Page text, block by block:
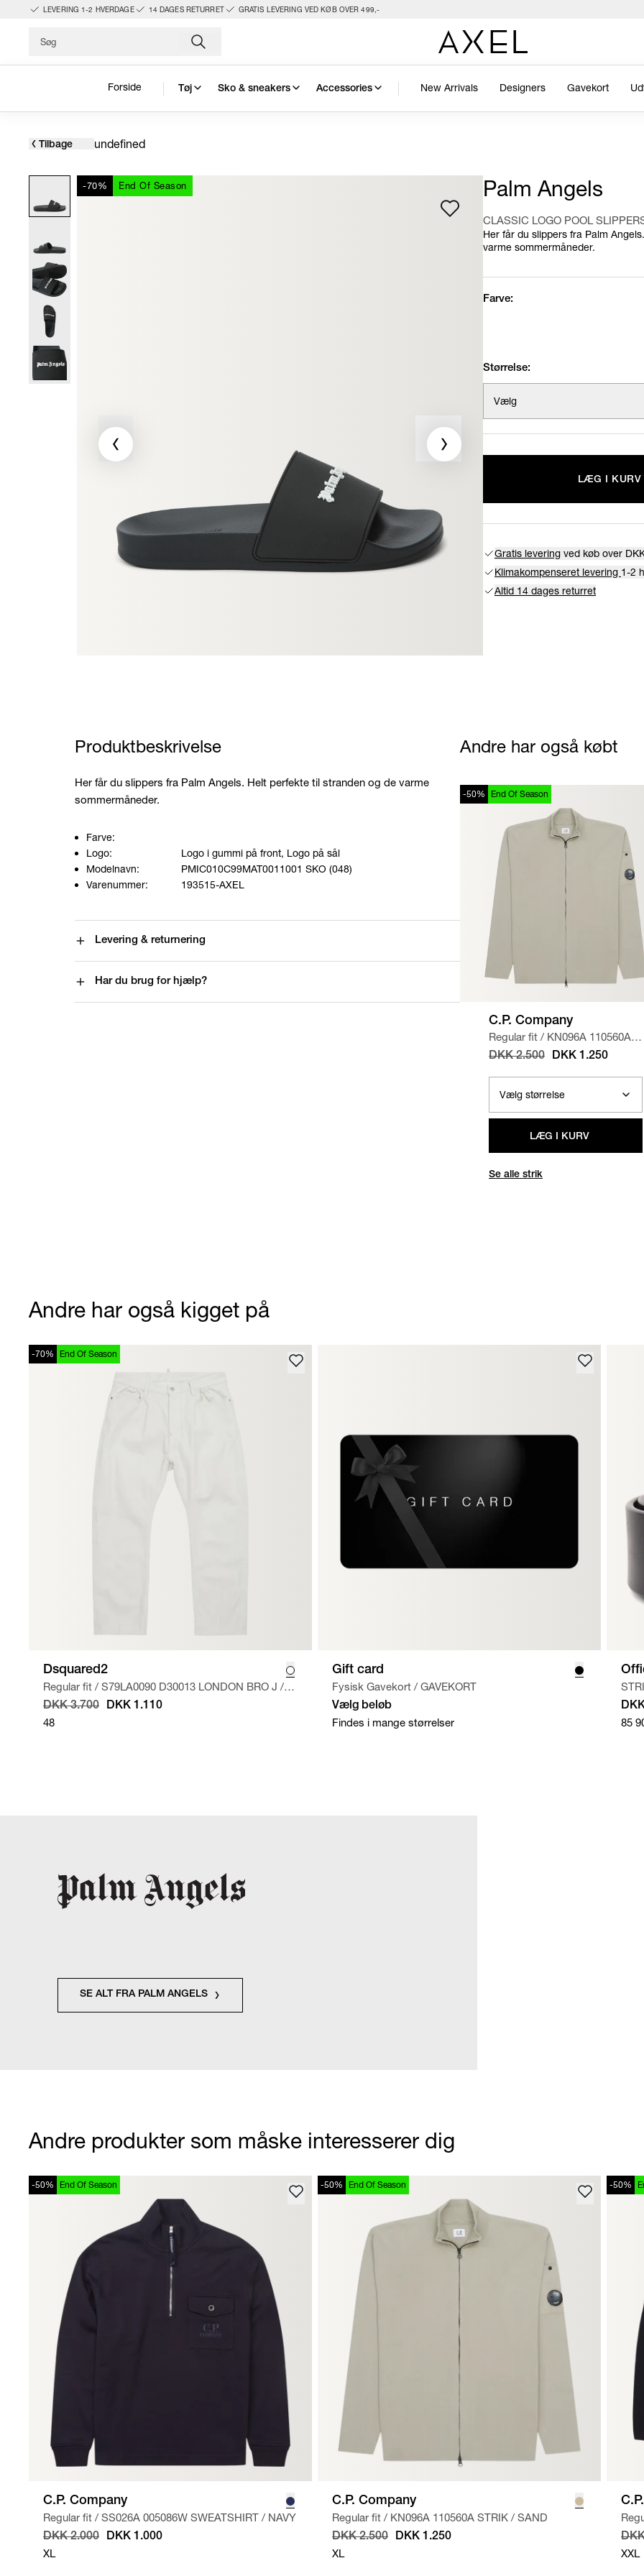
LEVERING 1-2 HVERDAGE 14 DAGES RETURRET GRATIS LEVERING VED KØB OVER 499,-
Forside Tøj Sko & sneakers Accessories New Arrivals Designers Gavekort
Tilbage undefined
-70% End Of Season Palm Angels
CLASSIC LOGO POOL
Her får du slippers fra Palm
varme sommermåneder.
Farve:
Størrelse:
Vælg
LÆG I KURV
Gratis levering ved køb over
Klimakompenseret levering 1-2
Altid 14 dages returret
Produktbeskrivelse
Her får du slippers fra Palm Angels. Helt perfekte til stranden og de varme
sommermåneder.
Farve:
Logo:
Logo i gummi på front, Logo på sål
Modelnavn:
PMIC010C99MAT0011001 SKO (048)
Varenummer:
193515-AXEL
Levering & returnering
Har du brug for hjælp?
Andre har også købt
-50% End Of Season
C.P. Company
Regular fit / KN096A 110560A
STRIK
SAND
DKK 2.500 DKK 1.250
LÆG I KURV
Se alle strik
Andre har også kigget på
-70% End Of Season
Dsquared2
Regular fit / S79LA0090 D30013 LONDON BRO J /
OFF WHITE
DKK 3.700 DKK 1.110
48
Gift card
Fysisk Gavekort / GAVEKORT
Vælg beløb
Findes i mange størrelser 85
SE ALT FRA PALM ANGELS
Andre produkter som måske interesserer dig
-50% End Of Season
C.P. Company
Regular fit / SS026A 005086W SWEATSHIRT / NAVY
DKK 2.000 DKK 1.000
XL
-50% End Of Season
C.P. Company
Regular fit / KN096A 110560A STRIK / SAND
DKK 2.500 DKK 1.250
XL
-50%
XXL